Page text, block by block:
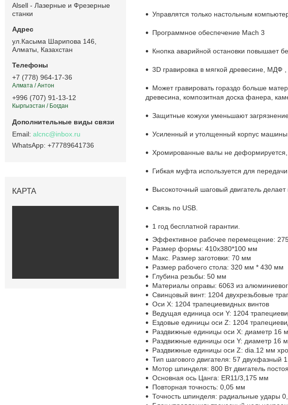
Управлятся только настольным
Программное обеспечение Mach 3
Кнопка аварийной остановки повышает
3D гравировка в мягкой древесине, МДФ
Может гравировать гораздо больше
древесина, композитная доска фанера,
Защитные кожухи уменьшают
Усиленный и утолщенный корпус машины
Хромированные валы не деформируется,
Гибкая муфта используется для
Высокоточный шаговый двигатель делает
Связь по USB.
1 год бесплатной гарантии.
Эффективное рабочее перемещение:
Размер формы: 410x380*100 мм
Макс. Размер заготовки: 70 мм
Размер рабочего стола: 320 мм * 430 мм
Глубина резьбы: 50 мм
Материалы оправы: 6063 из
Свинцовый винт: 1204 двухрезьбовые
Оси X: 1204 трапециевидных винтов
Ведущая единица оси Y: 1204
Ездовые единицы оси Z: 1204
Раздвижные единицы оси X: диаметр 16
Раздвижные единицы оси Y: диаметр 16
Раздвижные единицы оси Z: dia.12 мм
Тип шагового двигателя: 57 двухфазный
Мотор шпинделя: 800 Вт двигатель
Основная ось Цанга: ER11/3,175 мм
Повторная точность: 0,05 мм
Точность шпинделя: радиальные удары
Alsell - Лазерные и Фрезерные
станки
ул.Касыма Шарипова 146,
Алматы, Казахстан
+7 (778) 964-17-36
Алмата / Антон
+996 (707) 91-13-12
Кыргызстан / Богдан
alcnc@inbox.ru
+77789641736
КАРТА